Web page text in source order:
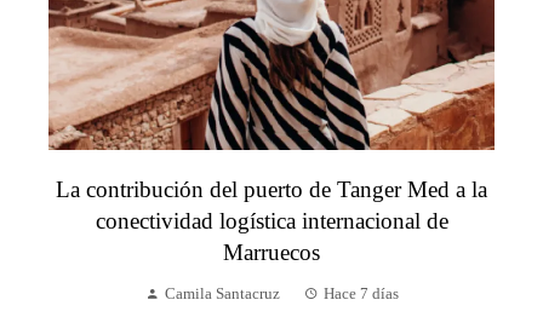
La contribución del puerto de Tanger Med a la
conectividad logística internacional de
Marruecos
Camila Santacruz Hace 7 días